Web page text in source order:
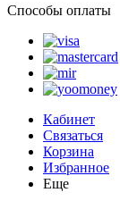
Способы оплаты
Кабинет
Связаться
Корзина
Избранное
Еще